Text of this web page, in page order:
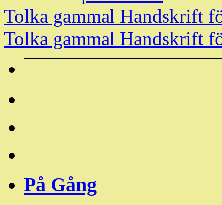
Tolka gammal Handskrift
Tolka gammal Handskrift
På Gång